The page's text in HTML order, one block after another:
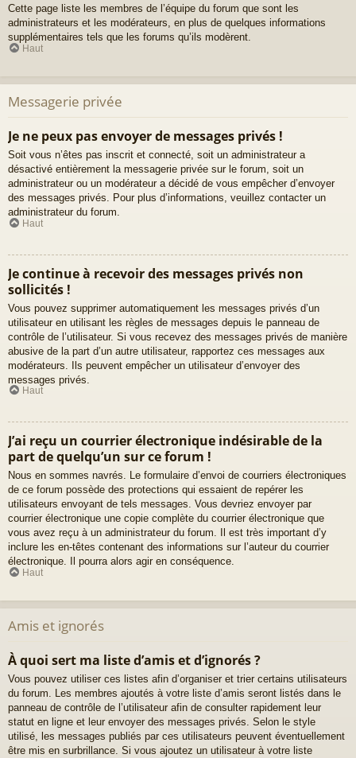
Cette page liste les membres de l’équipe du forum que sont les
administrateurs et les modérateurs, en plus de quelques informations
supplémentaires tels que les forums qu’ils modèrent.
Haut
Messagerie privée
Je ne peux pas envoyer de messages privés !
Soit vous n’êtes pas inscrit et connecté, soit un administrateur a
désactivé entièrement la messagerie privée sur le forum, soit un
administrateur ou un modérateur a décidé de vous empêcher d’envoyer
des messages privés. Pour plus d’informations, veuillez contacter un
administrateur du forum.
Haut
Je continue à recevoir des messages privés non
sollicités !
Vous pouvez supprimer automatiquement les messages privés d’un
utilisateur en utilisant les règles de messages depuis le panneau de
contrôle de l’utilisateur. Si vous recevez des messages privés de manière
abusive de la part d’un autre utilisateur, rapportez ces messages aux
modérateurs. Ils peuvent empêcher un utilisateur d’envoyer des
messages privés.
Haut
J’ai reçu un courrier électronique indésirable de la
part de quelqu’un sur ce forum !
Nous en sommes navrés. Le formulaire d’envoi de courriers électroniques
de ce forum possède des protections qui essaient de repérer les
utilisateurs envoyant de tels messages. Vous devriez envoyer par
courrier électronique une copie complète du courrier électronique que
vous avez reçu à un administrateur du forum. Il est très important d’y
inclure les en-têtes contenant des informations sur l’auteur du courrier
électronique. Il pourra alors agir en conséquence.
Haut
Amis et ignorés
À quoi sert ma liste d’amis et d’ignorés ?
Vous pouvez utiliser ces listes afin d’organiser et trier certains utilisateurs
du forum. Les membres ajoutés à votre liste d’amis seront listés dans le
panneau de contrôle de l’utilisateur afin de consulter rapidement leur
statut en ligne et leur envoyer des messages privés. Selon le style
utilisé, les messages publiés par ces utilisateurs peuvent éventuellement
être mis en surbrillance. Si vous ajoutez un utilisateur à votre liste